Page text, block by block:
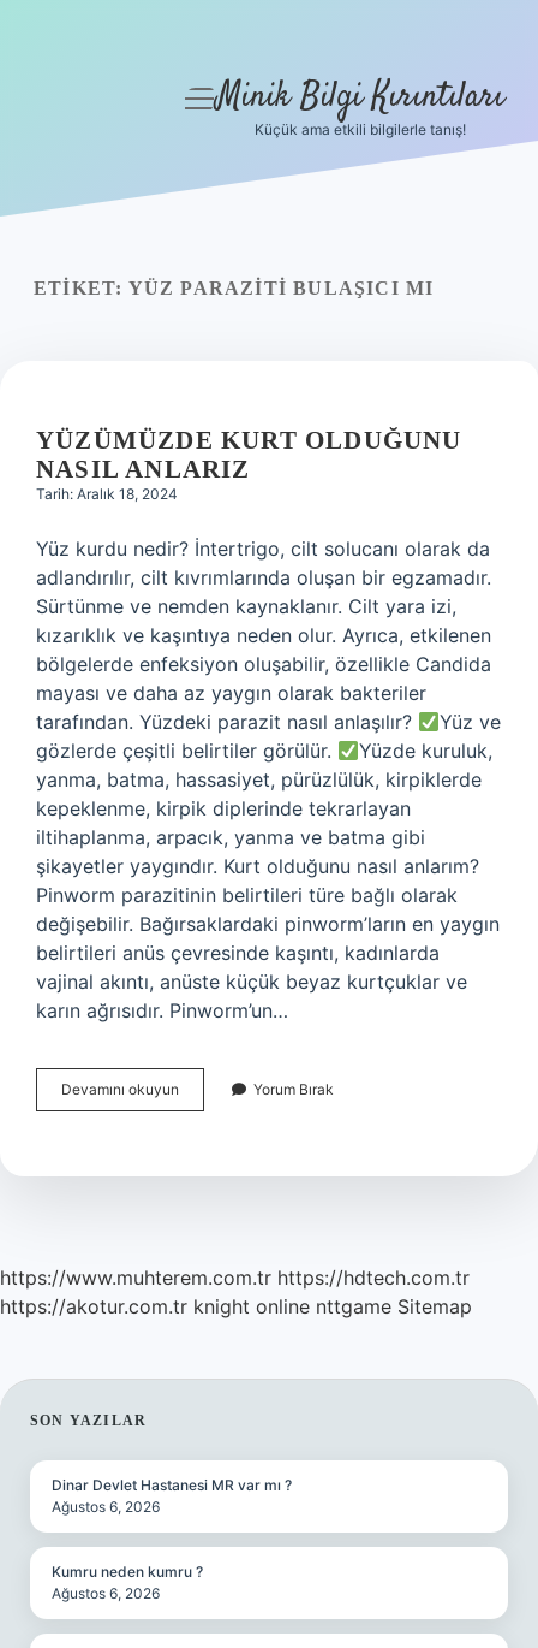
Yasal Uyarı
menüyü
Minik Bilgi Kırıntıları
Küçük ama etkili bilgilerle tanış!
ETIKET: YÜZ PARAZITI BULAŞICI MI
YÜZÜMÜZDE KURT OLDUĞUNU
NASIL ANLARIZ
Tarih: Aralık 18, 2024
Yüz kurdu nedir? İntertrigo, cilt solucanı olarak da
adlandırılır, cilt kıvrımlarında oluşan bir egzamadır.
Sürtünme ve nemden kaynaklanır. Cilt yara izi,
kızarıklık ve kaşıntıya neden olur. Ayrıca, etkilenen
bölgelerde enfeksiyon oluşabilir, özellikle Candida
mayası ve daha az yaygın olarak bakteriler
tarafından. Yüzdeki parazit nasıl anlaşılır?
Yüz ve
gözlerde çeşitli belirtiler görülür.
Yüzde kuruluk,
yanma, batma, hassasiyet, pürüzlülük, kirpiklerde
kepeklenme, kirpik diplerinde tekrarlayan
iltihaplanma, arpacık, yanma ve batma gibi
şikayetler yaygındır. Kurt olduğunu nasıl anlarım?
Pinworm parazitinin belirtileri türe bağlı olarak
değişebilir. Bağırsaklardaki pinworm’ların en yaygın
belirtileri anüs çevresinde kaşıntı, kadınlarda
vajinal akıntı, anüste küçük beyaz kurtçuklar ve
karın ağrısıdır. Pinworm’un…
Devamını okuyun Yüzümüzde
Kurt
Anlarız
Yorum Bırak
https://www.muhterem.com.tr https://hdtech.com.tr
https://akotur.com.tr knight online nttgame Sitemap
SIDEBAR
SON YAZILAR
Dinar Devlet Hastanesi MR var mı ?
Ağustos 6, 2026
Kumru neden kumru ?
Ağustos 6, 2026